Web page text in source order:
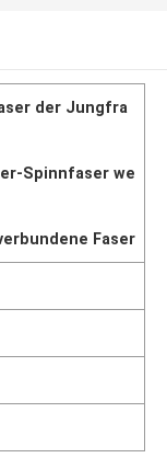
der Jungfra
Spinnfaser we
Faser